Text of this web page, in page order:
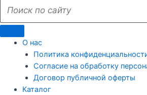
О нас
Политика
Согласие на обработку
Договор публичной оферты
Каталог